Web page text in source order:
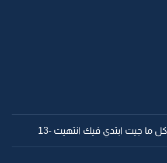
كل ما جيت ابتدي فيك انتهيت -12